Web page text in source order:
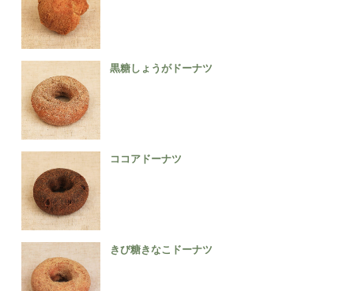
黒糖しょうがドーナツ
ココアドーナツ
きび糖きなこドーナツ